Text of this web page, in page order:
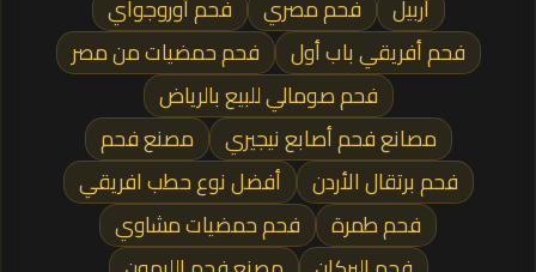
أربيل
فحم مصري
فحم أوروجواي
فحم أفريقي باب أول
فحم حمضيات من مصر
فحم صومالي للبيع بالرياض
مصانع فحم أصابع نيجيري
مصنع فحم
فحم برتقال الأردن
أفضل نوع حطب افريقي
فحم طمرة
فحم حمضيات مشاوي